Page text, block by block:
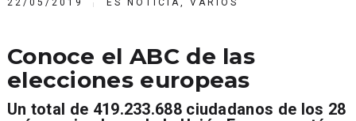
22/05/2019 ES NOTICIA, VARIOS
Conoce el ABC de las
elecciones europeas
Un total de 419.233.688 ciudadanos de los 28